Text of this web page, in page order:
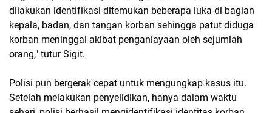
dilakukan identifikasi ditemukan beberapa luka di bagian
kepala, badan, dan tangan korban sehingga patut diduga
korban meninggal akibat penganiayaan oleh sejumlah
orang," tutur Sigit.
Polisi pun bergerak cepat untuk mengungkap kasus itu.
Setelah melakukan penyelidikan, hanya dalam waktu